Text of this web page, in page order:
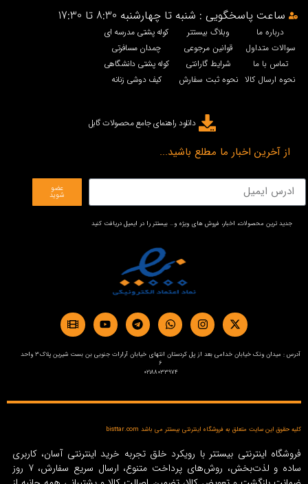
ساعت پاسخگویی : شنبه تا چهارشنبه 8:30 تا 17:30
درباره ما
سوالات متداول
تماس با ما
نحوه ارسال کالا
وبلاگ بیستتر
قوانین مرجوعی
شرایط گارانتی
نحوه ثبت سفارش
کوله پشتی مدرسه ای
چمدان مسافرتی
کوله پشتی دانشگاهی
کیف دوشی زنانه
دانلود راهنمای جامع محصولات گابل
از آخرین اخبار ما مطلع باشید...
عضو
شوید
جدید ترین محصولات، اخبار، فروش های ویژه و… بیستتر را در ایمیل دریافت کنید
آدرس : میدان ونک خیابان خدامی بعد از پل کردستان انتهای خیابان آرارات جنوبی بن بست شیرین پلاک3 واحد
6
02188033974
کلیه حقوق این سایت متعلق به فروشگاه اینترنتی بیستتر می باشد bisttar.com
فروشگاه اینترنتی بیستتر با رویکرد خلق تجربه خرید اینترنتی آسان، کاربری
ساده و لذت‌بخش، روش‌های پرداخت متنوع، ارسال سریع سفارش، 7 روز